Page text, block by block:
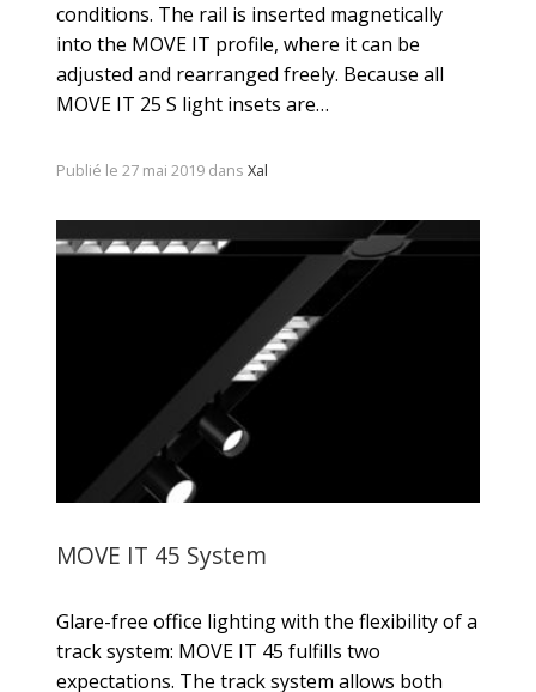
conditions. The rail is inserted magnetically
into the MOVE IT profile, where it can be
adjusted and rearranged freely. Because all
MOVE IT 25 S light insets are…
Publié le 27 mai 2019 dansXal
MOVE IT 45 System
Glare-free office lighting with the flexibility of a
track system: MOVE IT 45 fulfills two
expectations. The track system allows both